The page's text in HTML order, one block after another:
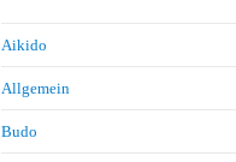
Aikido
Allgemein
Budo